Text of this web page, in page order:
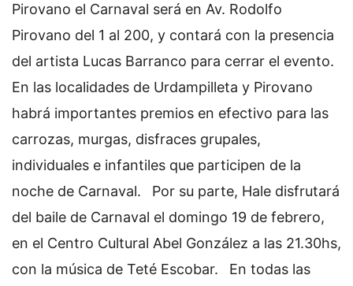
Pirovano el Carnaval será en Av. Rodolfo
Pirovano del 1 al 200, y contará con la presencia
del artista Lucas Barranco para cerrar el evento.
En las localidades de Urdampilleta y Pirovano
habrá importantes premios en efectivo para las
carrozas, murgas, disfraces grupales,
individuales e infantiles que participen de la
noche de Carnaval.
Por su parte, Hale disfrutará
del baile de Carnaval el domingo 19 de febrero,
en el Centro Cultural Abel González a las 21.30hs,
con la música de Teté Escobar.
En todas las